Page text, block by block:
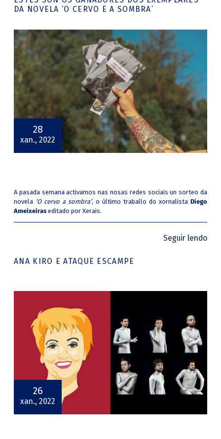
DA NOVELA ‘O CERVO E A SOMBRA’
28
xan., 2022
A pasada semana activamos nas nosas redes sociais un sorteo da
novela ‘O cervo a sombra’, o último traballo do xornalista Diego
Ameixeiras editado por Xerais.
Seguir lendo
ANA KIRO E ATAQUE ESCAMPE
26
xan., 2022